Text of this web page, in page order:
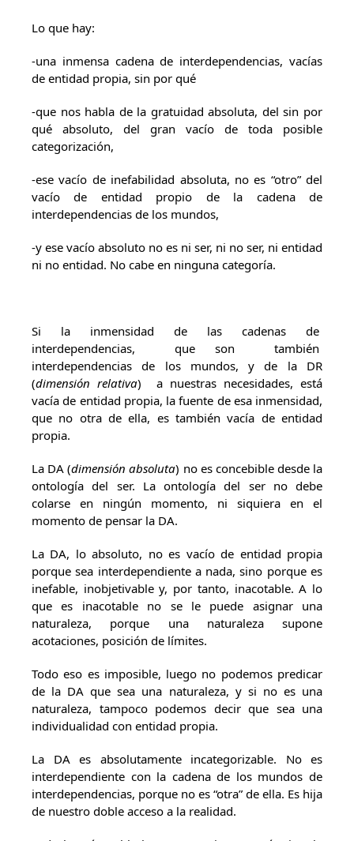
Lo que hay:
-una inmensa cadena de interdependencias, vacías
de entidad propia, sin por qué
-que nos habla de la gratuidad absoluta, del sin por
qué absoluto, del gran vacío de toda posible
categorización,
-ese vacío de inefabilidad absoluta, no es “otro” del
vacío de entidad propio de la cadena de
interdependencias de los mundos,
-y ese vacío absoluto no es ni ser, ni no ser, ni entidad
ni no entidad. No cabe en ninguna categoría.
Si la inmensidad de las cadenas de
interdependencias, que son también
interdependencias de los mundos, y de la DR
(dimensión relativa) a nuestras necesidades, está
vacía de entidad propia, la fuente de esa inmensidad,
que no otra de ella, es también vacía de entidad
propia.
La DA (dimensión absoluta) no es concebible desde la
ontología del ser. La ontología del ser no debe
colarse en ningún momento, ni siquiera en el
momento de pensar la DA.
La DA, lo absoluto, no es vacío de entidad propia
porque sea interdependiente a nada, sino porque es
inefable, inobjetivable y, por tanto, inacotable. A lo
que es inacotable no se le puede asignar una
naturaleza, porque una naturaleza supone
acotaciones, posición de límites.
Todo eso es imposible, luego no podemos predicar
de la DA que sea una naturaleza, y si no es una
naturaleza, tampoco podemos decir que sea una
individualidad con entidad propia.
La DA es absolutamente incategorizable. No es
interdependiente con la cadena de los mundos de
interdependencias, porque no es “otra” de ella. Es hija
de nuestro doble acceso a la realidad.